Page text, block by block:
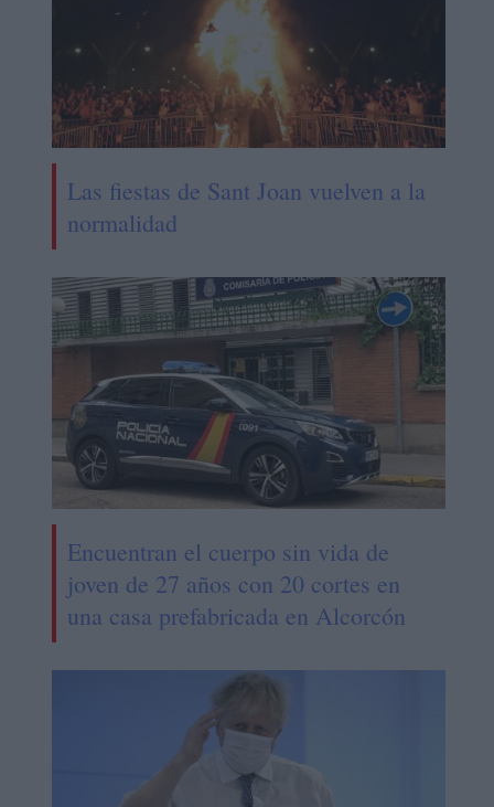
Las fiestas de Sant Joan vuelven a la
normalidad
Encuentran el cuerpo sin vida de
joven de 27 años con 20 cortes en
una casa prefabricada en Alcorcón